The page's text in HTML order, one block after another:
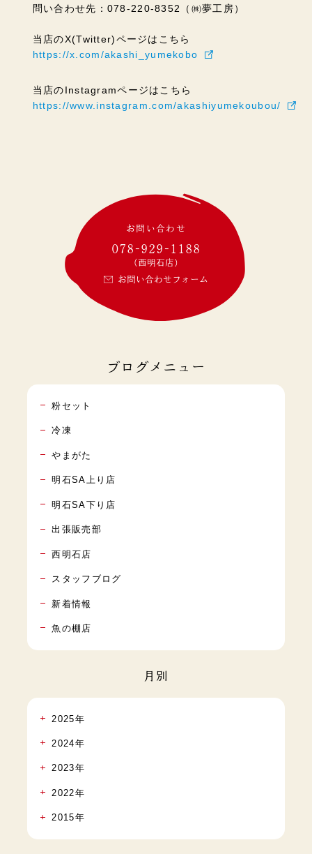
問い合わせ先：078-220-8352（㈱夢工房）
当店のX(Twitter)ページはこちら
https://x.com/akashi_yumekobo
当店のInstagramページはこちら
https://www.instagram.com/akashiyumekoubou/
お問い合わせ
078-929-1188
(西明石店)
お問い合わせフォーム
ブログメニュー
粉セット
冷凍
やまがた
明石SA上り店
明石SA下り店
出張販売部
西明石店
スタッフブログ
新着情報
魚の棚店
月別
2025年
2024年
2023年
2022年
2015年